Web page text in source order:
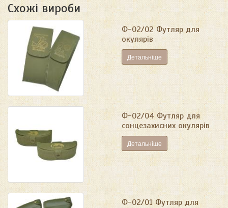
Схожі вироби
Ф-02/02 Футляр для
окулярів
Детальніше
Ф-02/04 Футляр для
сонцезахисних окулярів
Детальніше
Ф-02/01 Футляр для